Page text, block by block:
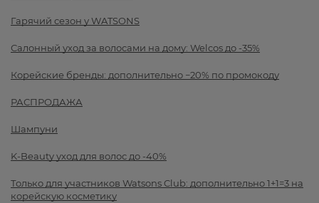
Гарячий сезон у WATSONS
Салонный уход за волосами на дому: Welcos до -35%
Корейские бренды: дополнительно −20% по промокоду
РАСПРОДАЖА
Шампуни
K-Beauty уход для волос до -40%
Только для участников Watsons Club: дополнительно 1+1=3 на
корейскую косметику